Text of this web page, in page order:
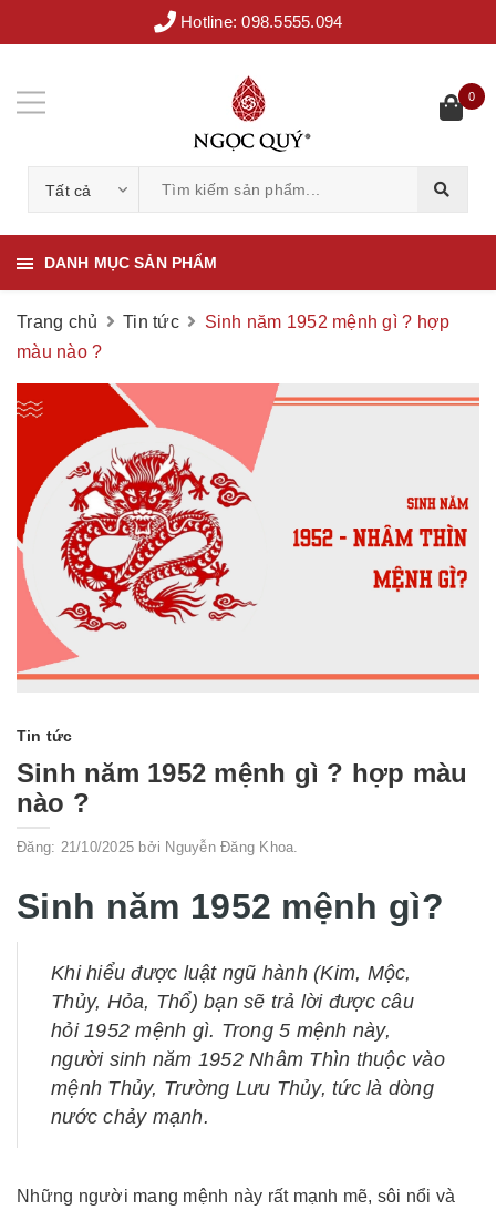
Hotline:098.5555.094
Tất cả
0
DANH MỤC SẢN PHẨM
Trang chủ Tin tức
Sinh năm 1952 mệnh gì ? hợp
màu nào ?
Tin tức
Sinh năm 1952 mệnh gì ? hợp màu
nào ?
Đăng: 21/10/2025 bởi Nguyễn Đăng Khoa.
Sinh năm 1952 mệnh gì?
Khi hiểu được luật ngũ hành (Kim, Mộc,
Thủy, Hỏa, Thổ) bạn sẽ trả lời được câu
hỏi 1952 mệnh gì. Trong 5 mệnh này,
người sinh năm 1952 Nhâm Thìn thuộc vào
mệnh Thủy, Trường Lưu Thủy, tức là dòng
nước chảy mạnh.
Những người mang mệnh này rất mạnh mẽ, sôi nổi và